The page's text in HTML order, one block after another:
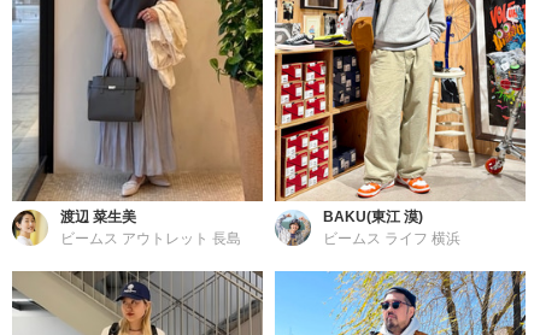
渡辺 菜生美
ビームス アウトレット 長島
BAKU(東江 漠)
ビームス ライフ 横浜